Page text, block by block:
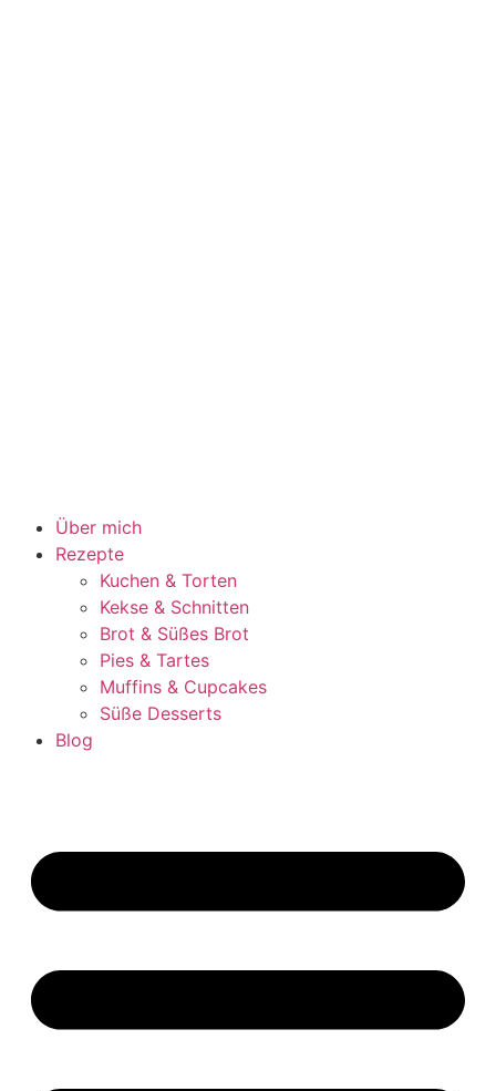
Über mich
Rezepte
Kuchen & Torten
Kekse & Schnitten
Brot & Süßes Brot
Pies & Tartes
Muffins & Cupcakes
Süße Desserts
Blog